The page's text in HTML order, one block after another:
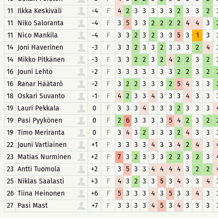
11
Ilkka Keskiväli -4 F 4 2 3 3 3 3 3 2 3 3 2
11
Niko Saloranta -4 F 3 5 3 3 2 2 2 2 4 4 3
11
Nico Mankila -4 F 3 3 2 3 2 3 3 5 3 1 3
14 Joni Haverinen -3 F 3 3 2 3 3 2 3 3 3 2 4
14 Mikko Pitkänen -3 F 3 3 2 2 3 2 4 2 2 3 2
16 Jouni Lehto -2 F 3 3 3 3 3 3 3 2 2 3 2
16 Ranar Häätarõ -2 F 3 2 2 3 3 3 2 5 4 3 3
18 Oskari Suvanto -1 F 4 2 3 3 4 3 3 3 4 3 3
19 Lauri Pekkala 0 F 3 3 3 4 3 3 3 2 3 3 3
19 Pasi Pyykönen 0 F 2 6 3 3 3 3 5 4 2 3 2
19 Timo Meriranta 0 F 3 4 3 2 3 3 3 2 4 3 3
22 Jouni Vartiainen +1 F 3 3 3 3 4 3 3 4 2 4 3
23 Matias Nurminen +2 F 7 3 2 3 3 3 2 2 3 2 3
23 Antti Tuomola +2 F 3 5 3 3 4 4 4 4 3 2 2
25 Niklas Saalasti +3 F 4 3 2 3 3 5 3 4 3 3 4
26 Tiina Heinonen +6 F 5 3 3 3 4 3 5 3 3 4 3
27 Pasi Mast +7 F 3 3 3 3 4 5 3 4 3 3 3